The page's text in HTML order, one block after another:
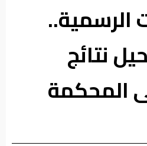
الرسمية..
نتائج
المحكمة